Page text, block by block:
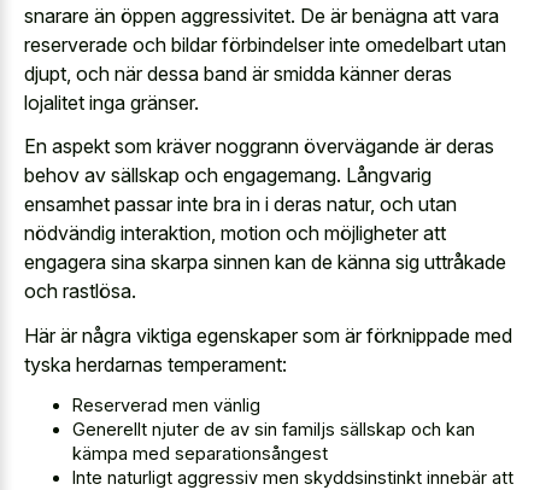
snarare än öppen aggressivitet. De är benägna att vara
reserverade och bildar förbindelser inte omedelbart utan
djupt, och när dessa band är smidda känner deras
lojalitet inga gränser.
En aspekt som kräver noggrann övervägande är deras
behov av sällskap och engagemang. Långvarig
ensamhet passar inte bra in i deras natur, och utan
nödvändig interaktion, motion och möjligheter att
engagera sina skarpa sinnen kan de känna sig uttråkade
och rastlösa.
Här är några viktiga egenskaper som är förknippade med
tyska herdarnas temperament:
Reserverad men vänlig
Generellt njuter de av sin familjs sällskap och kan
kämpa med separationsångest
Inte naturligt aggressiv men skyddsinstinkt innebär att